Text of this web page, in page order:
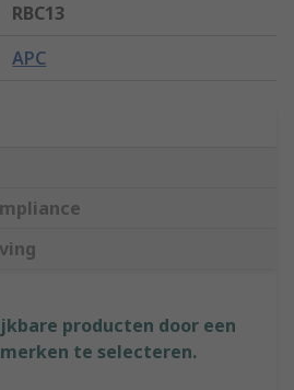
RBC13
APC
producten door een
te selecteren.